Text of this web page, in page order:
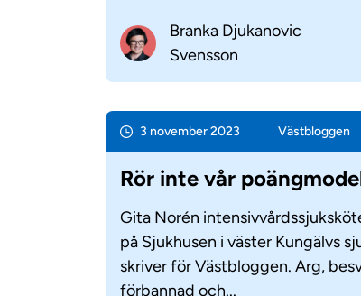
Branka Djukanovic
Svensson
3 november 2023 Väst­bloggen
Rör inte vår
Gita Norén
på Sjukhusen i väster Kungälvs
skriver för Västbloggen. Arg,
förbannad och...